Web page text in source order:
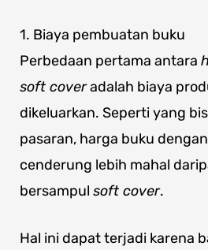
1. Biaya pembuatan buku
Perbedaan pertama antara
soft coveradalah biaya
dikeluarkan. Seperti yang
pasaran, harga buku dengan
cenderung lebih mahal
bersampul soft cover.
Hal ini dapat terjadi karena